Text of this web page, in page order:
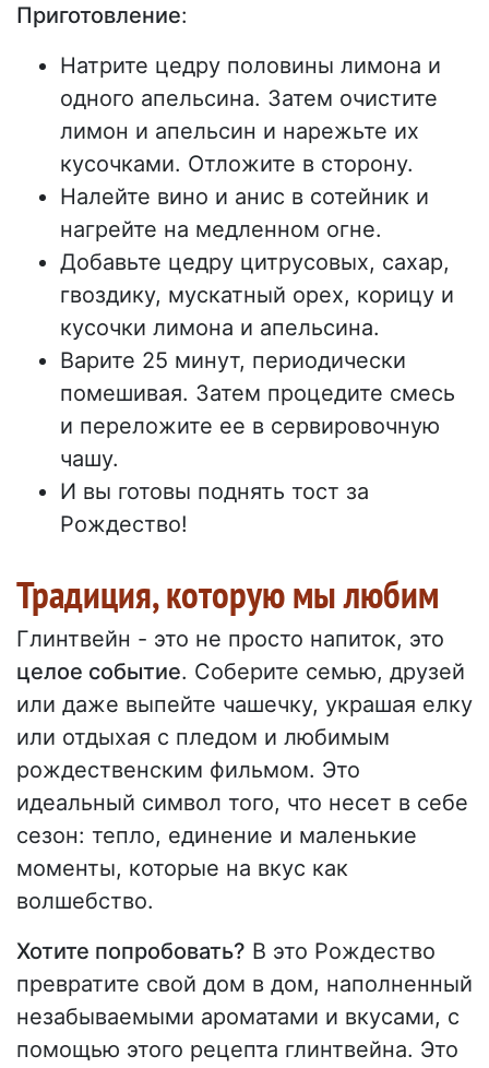
Приготовление:
Натрите цедру половины лимона и
одного апельсина. Затем очистите
лимон и апельсин и нарежьте их
кусочками. Отложите в сторону.
Налейте вино и анис в сотейник и
нагрейте на медленном огне.
Добавьте цедру цитрусовых, сахар,
гвоздику, мускатный орех, корицу и
кусочки лимона и апельсина.
Варите 25 минут, периодически
помешивая. Затем процедите смесь
и переложите ее в сервировочную
чашу.
И вы готовы поднять тост за
Рождество!
Традиция, которую мы любим
Глинтвейн - это не просто напиток, это
целое событие. Соберите семью, друзей
или даже выпейте чашечку, украшая елку
или отдыхая с пледом и любимым
рождественским фильмом. Это
идеальный символ того, что несет в себе
сезон: тепло, единение и маленькие
моменты, которые на вкус как
волшебство.
Хотите попробовать? В это Рождество
превратите свой дом в дом, наполненный
незабываемыми ароматами и вкусами, с
помощью этого рецепта глинтвейна. Это